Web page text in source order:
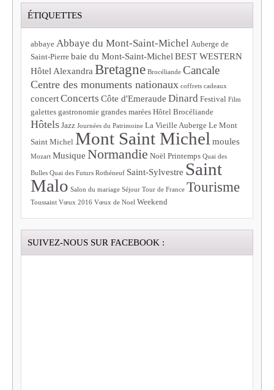
ÉTIQUETTES
abbaye Abbaye du Mont-Saint-Michel Auberge de
Saint-Pierre baie du Mont-Saint-Michel BEST WESTERN
Hôtel Alexandra Bretagne Brocéliande Cancale
Centre des monuments nationaux coffrets cadeaux
concertConcerts Côte d'Emeraude Dinard Festival Film
galettes gastronomie grandes marées Hôtel Brocéliande
Hôtels Jazz Journées du Patrimoine La Vieille Auberge Le Mont
Saint Michel Mont Saint Michel moules
Mozart Musique Normandie Noël Printemps Quai des
Bulles Quai des Futurs Rothéneuf Saint-Sylvestre Saint
Malo Salon du mariage Séjour Tour de France Tourisme
Toussaint Vœux 2016 Vœux de Noel Weekend
SUIVEZ-NOUS SUR FACEBOOK :